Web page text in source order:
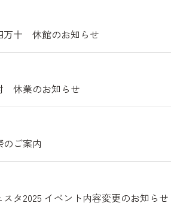
万十 休館のお知らせ
休業のお知らせ
ご案内
タ2025 イベント内容変更のお知らせ